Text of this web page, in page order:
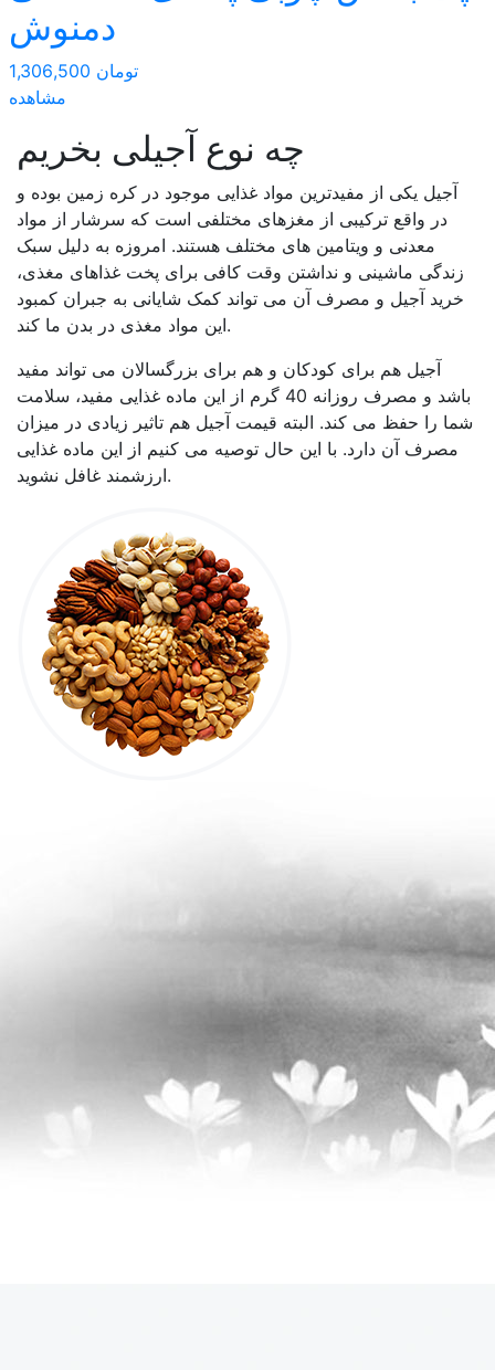
دمنوش
1,306,500 تومان
مشاهده
چه نوع آجیلی بخریم
آجیل یکی از مفیدترین مواد غذایی موجود در کره زمین بوده و
در واقع ترکیبی از مغزهای مختلفی است که سرشار از مواد
معدنی و ویتامین های مختلف هستند. امروزه به دلیل سبک
زندگی ماشینی و نداشتن وقت کافی برای پخت غذاهای مغذی،
خرید آجیل و مصرف آن می تواند کمک شایانی به جبران کمبود
این مواد مغذی در بدن ما کند.
آجیل هم برای کودکان و هم برای بزرگسالان می تواند مفید
باشد و مصرف روزانه 40 گرم از این ماده غذایی مفید، سلامت
شما را حفظ می کند. البته قیمت آجیل هم تاثیر زیادی در میزان
مصرف آن دارد. با این حال توصیه می کنیم از این ماده غذایی
ارزشمند غافل نشوید.